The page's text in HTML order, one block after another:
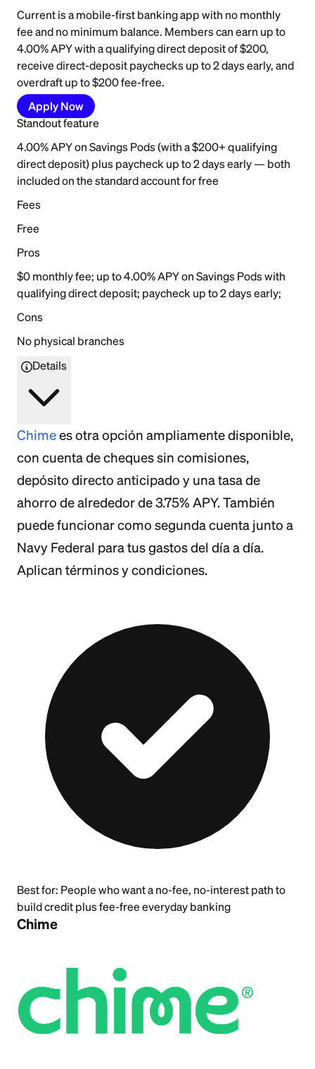
Current is a mobile-first banking app with no monthly
fee and no minimum balance. Members can earn up to
4.00% APY with a qualifying direct deposit of $200,
receive direct-deposit paychecks up to 2 days early, and
overdraft up to $200 fee-free.
Apply Now
Standout feature
4.00% APY on Savings Pods (with a $200+ qualifying
direct deposit) plus paycheck up to 2 days early — both
included on the standard account for free
Fees
Free
Pros
$0 monthly fee; up to 4.00% APY on Savings Pods with
qualifying direct deposit; paycheck up to 2 days early;
Cons
No physical branches
Details
Chimees otra opción ampliamente disponible,
con cuenta de cheques sin comisiones,
depósito directo anticipado y una tasa de
ahorro de alrededor de 3.75% APY. También
puede funcionar como segunda cuenta junto a
Navy Federal para tus gastos del día a día.
Aplican términos y condiciones.
Best for: People who want a no-fee, no-interest path to
build credit plus fee-free everyday banking
Chime